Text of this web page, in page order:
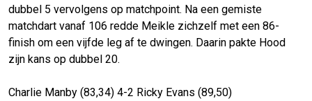
dubbel 5 vervolgens op matchpoint. Na een gemiste
matchdart vanaf 106 redde Meikle zichzelf met een 86-
finish om een vijfde leg af te dwingen. Daarin pakte Hood
zijn kans op dubbel 20.
Charlie Manby (83,34) 4-2 Ricky Evans (89,50)